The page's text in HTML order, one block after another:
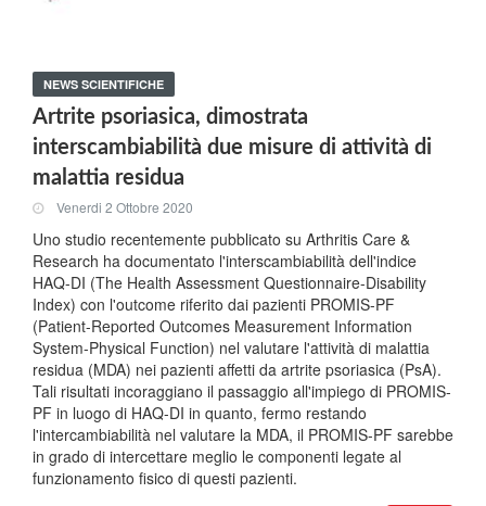
NEWS SCIENTIFICHE
Artrite psoriasica, dimostrata
interscambiabilità due misure di attività di
malattia residua
Venerdi 2 Ottobre 2020
Uno studio recentemente pubblicato su Arthritis Care &
Research ha documentato l'interscambiabilità dell'indice
HAQ-DI (The Health Assessment Questionnaire-Disability
Index) con l'outcome riferito dai pazienti PROMIS-PF
(Patient-Reported Outcomes Measurement Information
System-Physical Function) nel valutare l'attività di malattia
residua (MDA) nei pazienti affetti da artrite psoriasica (PsA).
Tali risultati incoraggiano il passaggio all'impiego di PROMIS-
PF in luogo di HAQ-DI in quanto, fermo restando
l'intercambiabilità nel valutare la MDA, il PROMIS-PF sarebbe
in grado di intercettare meglio le componenti legate al
funzionamento fisico di questi pazienti.